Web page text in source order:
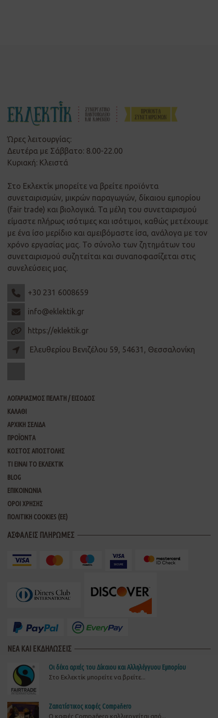
Ώρες λειτουργίας:
Δευτέρα με Σάββατο: 8.00-22.00
Κυριακή: Κλειστά
Στο Εκλεκτίκ μπορείτε να βρείτε προϊόντα
συνεταιρισμών, μικρών παραγωγών, δίκαιου εμπορίου
(fair trade) και βιολογικά. Τα μέλη του συνεταιρισμού
είμαστε πλήρως ισότιμες και ισότιμοι, καθώς μετέχουμε
με ένα ίσο μερίδιο και αμειβόμαστε ίσα, ανάλογα με τον
χρόνο εργασίας μας. Το σύνολο των ζητημάτων του
συνεταιρισμού συζητείται και συναποφασίζεται στις
συνελεύσεις μας.
+30 231 6008659
info@eklektik.gr
https://eklektik.gr
Ελευθερίου Βενιζέλου 59, 54631, Θεσσαλονίκη
ΛΟΓΑΡΙΑΣΜΟΣ ΠΕΛΑΤΗ / ΕΙΣΟΔΟΣ
ΚΑΛΑΘΙ
ΑΡΧΙΚΗ ΣΕΛΙΔΑ
ΠΡΟΪΟΝΤΑ
ΚΟΣΤΟΣ ΑΠΟΣΤΟΛΗΣ
ΤΙ ΕΙΝΑΙ ΤΟ ΕΚΛΕΚΤΙΚ
BLOG
ΕΠΙΚΟΙΝΩΝΙΑ
ΟΡΟΙ ΧΡΗΣΗΣ
ΠΟΛΙΤΙΚΗ COOKIES (ΕΕ)
ΑΣΦΑΛΕΙΣ ΠΛΗΡΩΜΕΣ
ΝΕΑ ΚΑΙ ΕΚΔΗΛΩΣΕΙΣ
Οι δέκα αρχές του Δίκαιου και Αλληλέγγυου Εμπορίου
Στο Εκλεκτίκ μπορείτε να βρείτε...
Ζαπατίστικος καφές Compaňero
O καφές Compaňero καλλιεργείται από...